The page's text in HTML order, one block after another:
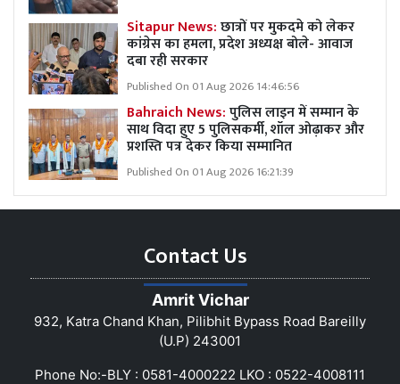
Sitapur News:छात्रों पर मुकदमे को लेकर
कांग्रेस का हमला, प्रदेश अध्यक्ष बोले- आवाज
दबा रही सरकार
Published On 01 Aug 2026 14:46:56
Bahraich News:पुलिस लाइन में सम्मान के
साथ विदा हुए 5 पुलिसकर्मी, शॉल ओढ़ाकर और
प्रशस्ति पत्र देकर किया सम्मानित
Published On 01 Aug 2026 16:21:39
Contact Us
Amrit Vichar
932, Katra Chand Khan, Pilibhit Bypass Road Bareilly
(U.P) 243001
Phone No:-BLY : 0581-4000222 LKO : 0522-4008111